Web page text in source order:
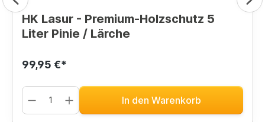
HK Lasur - Premium-Holzschutz 5
Liter Pinie / Lärche
99,95 €*
In den Warenkorb